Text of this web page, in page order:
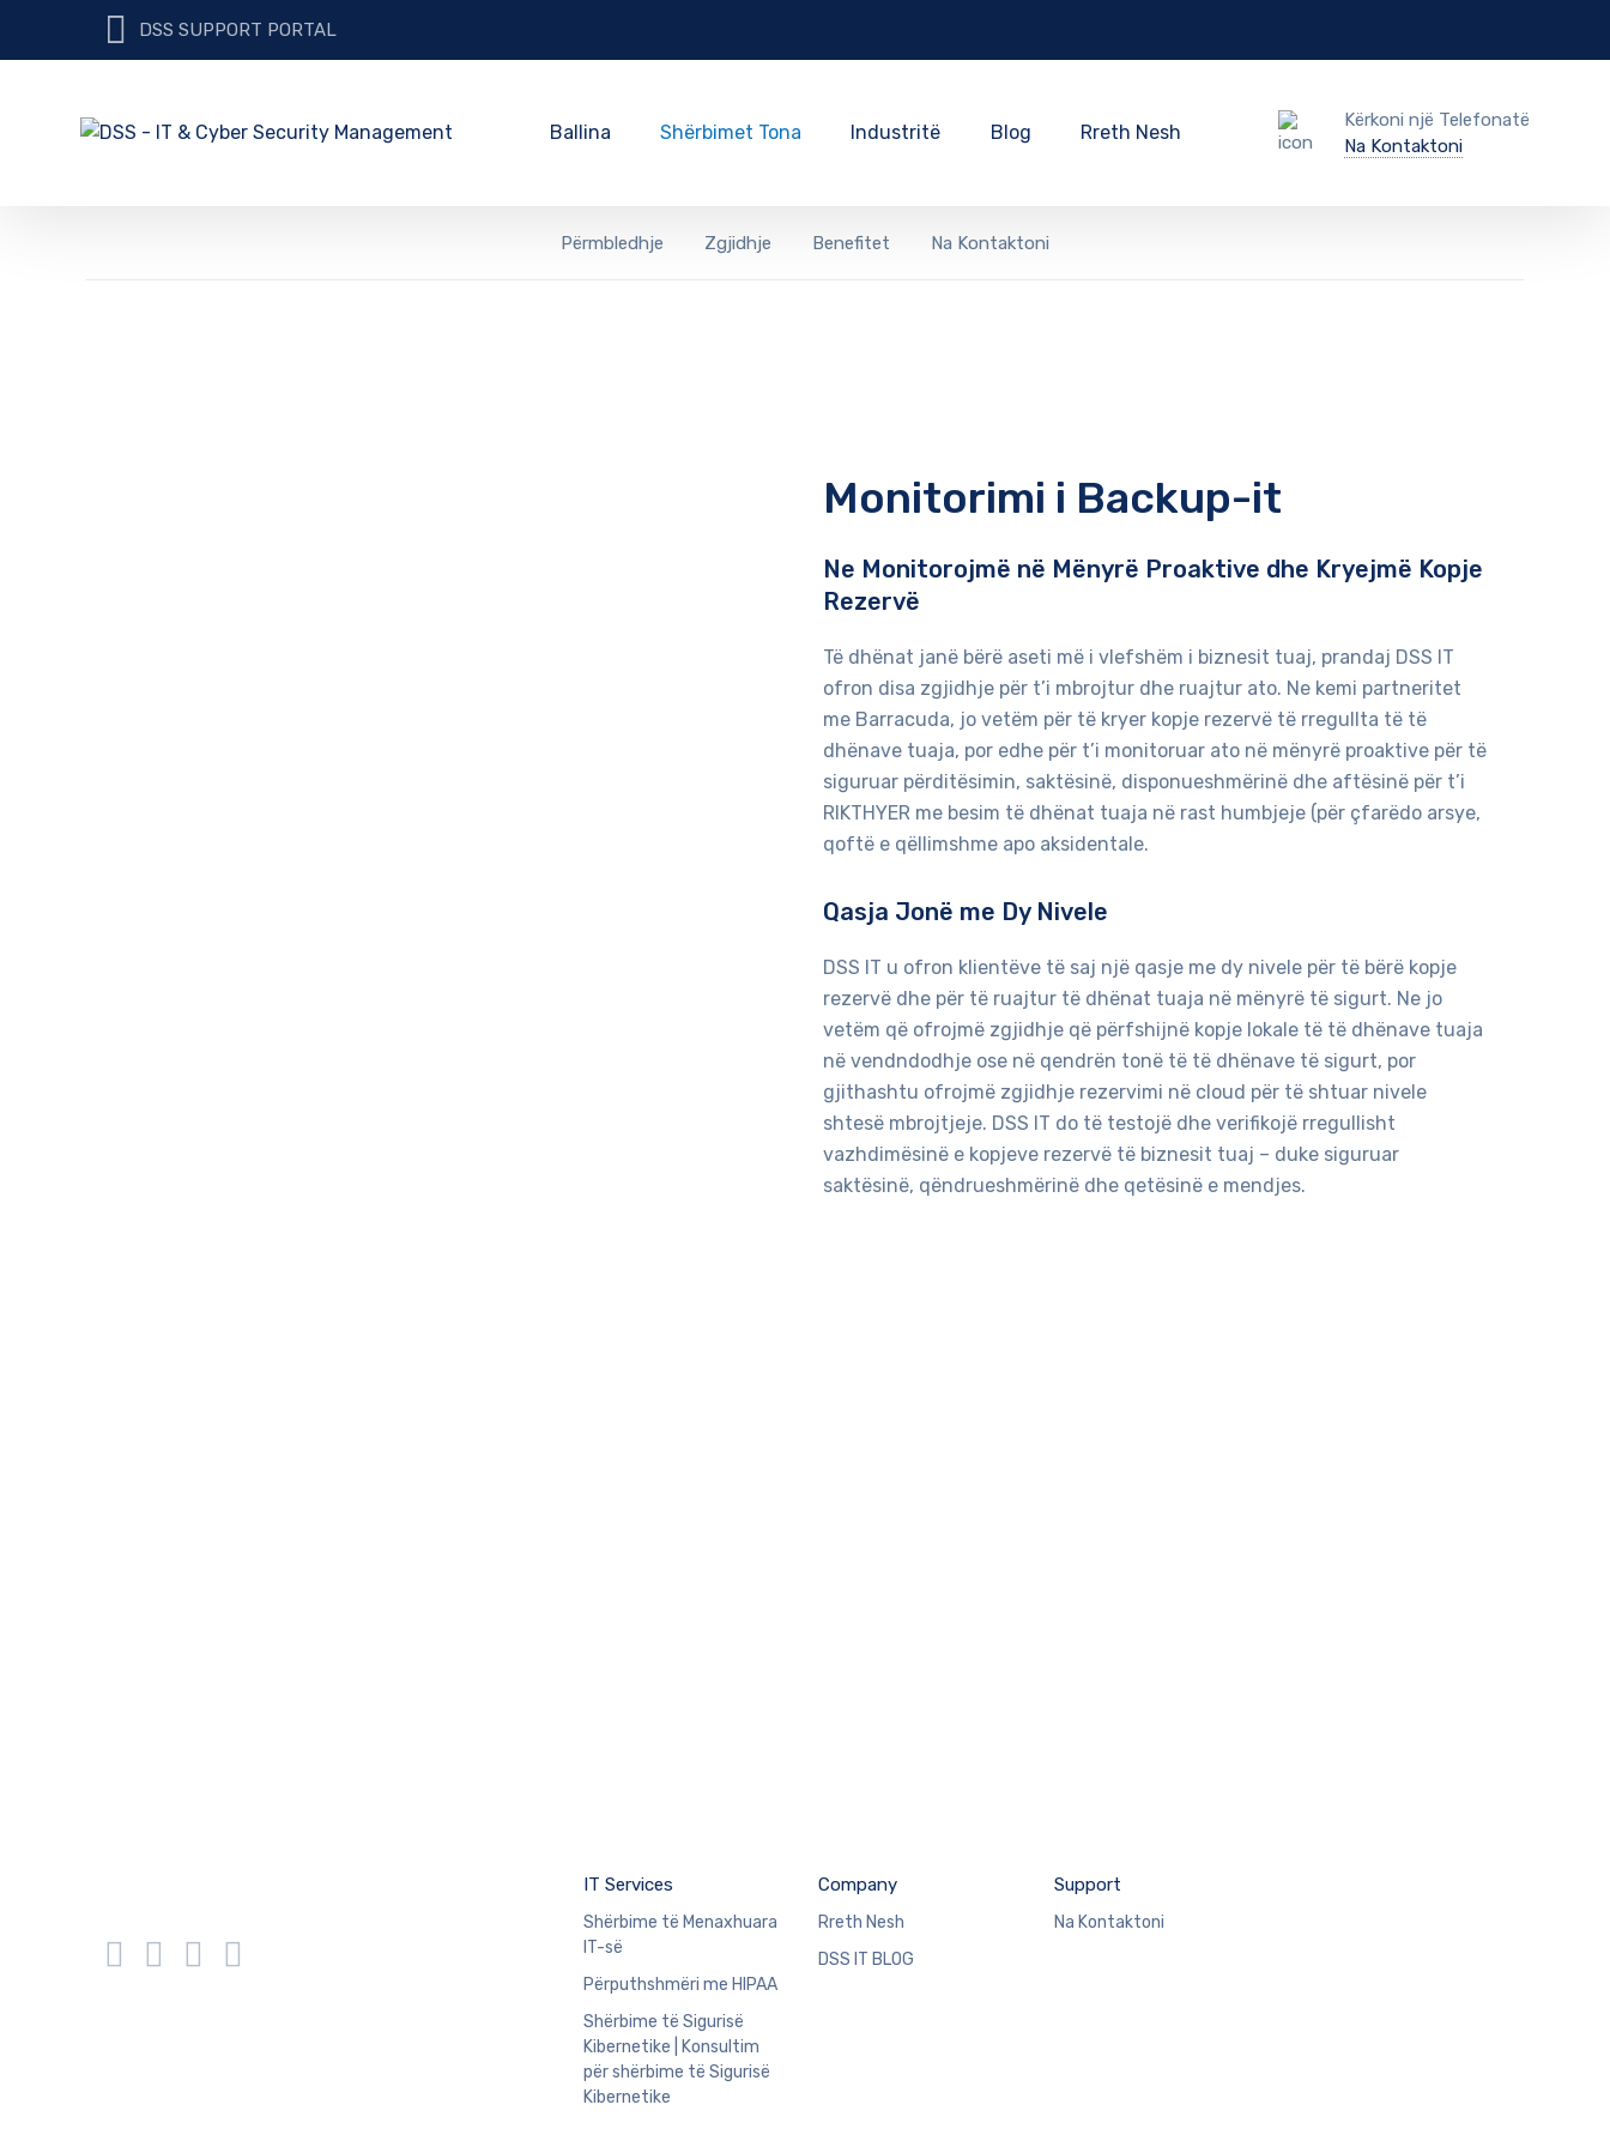
DSS SUPPORT PORTAL
Ballina Shërbimet Tona Industritë Blog Rreth Nesh
Kërkoni një Telefonatë
Na Kontaktoni
Përmbledhje Zgjidhje Benefitet Na Kontaktoni
Monitorimi i Backup-it
Ne Monitorojmë në Mënyrë Proaktive dhe Kryejmë Kopje
Rezervë
Të dhënat janë bërë aseti më i vlefshëm i biznesit tuaj, prandaj DSS IT
ofron disa zgjidhje për t’i mbrojtur dhe ruajtur ato. Ne kemi partneritet
me Barracuda, jo vetëm për të kryer kopje rezervë të rregullta të të
dhënave tuaja, por edhe për t’i monitoruar ato në mënyrë proaktive për të
siguruar përditësimin, saktësinë, disponueshmërinë dhe aftësinë për t’i
RIKTHYER me besim të dhënat tuaja në rast humbjeje (për çfarëdo arsye,
qoftë e qëllimshme apo aksidentale.
Qasja Jonë me Dy Nivele
DSS IT u ofron klientëve të saj një qasje me dy nivele për të bërë kopje
rezervë dhe për të ruajtur të dhënat tuaja në mënyrë të sigurt. Ne jo
vetëm që ofrojmë zgjidhje që përfshijnë kopje lokale të të dhënave tuaja
në vendndodhje ose në qendrën tonë të të dhënave të sigurt, por
gjithashtu ofrojmë zgjidhje rezervimi në cloud për të shtuar nivele
shtesë mbrojtjeje. DSS IT do të testojë dhe verifikojë rregullisht
vazhdimësinë e kopjeve rezervë të biznesit tuaj – duke siguruar
saktësinë, qëndrueshmërinë dhe qetësinë e mendjes.
IT Services
Shërbime të Menaxhuara
IT-së
Përputhshmëri me HIPAA
Shërbime të Sigurisë
Kibernetike | Konsultim
për shërbime të Sigurisë
Kibernetike
Company
Rreth Nesh
DSS IT BLOG
Support
Na Kontaktoni